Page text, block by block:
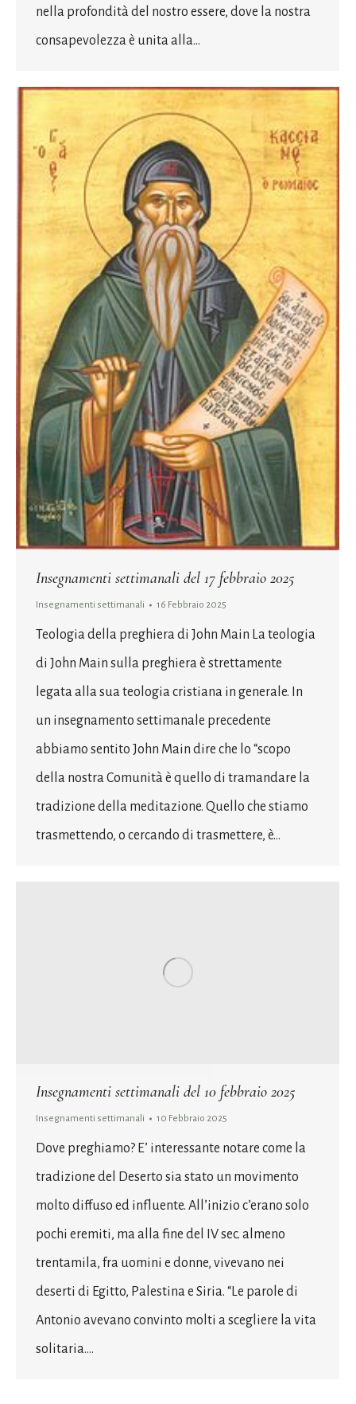
nella profondità del nostro essere, dove la nostra
consapevolezza è unita alla…
Insegnamenti settimanali del 17 febbraio 2025
Insegnamenti settimanali 16 Febbraio 2025
Teologia della preghiera di John Main La teologia
di John Main sulla preghiera è strettamente
legata alla sua teologia cristiana in generale. In
un insegnamento settimanale precedente
abbiamo sentito John Main dire che lo “scopo
della nostra Comunità è quello di tramandare la
tradizione della meditazione. Quello che stiamo
trasmettendo, o cercando di trasmettere, è…
Insegnamenti settimanali del 10 febbraio 2025
Insegnamenti settimanali 10 Febbraio 2025
Dove preghiamo? E’ interessante notare come la
tradizione del Deserto sia stato un movimento
molto diffuso ed influente. All’inizio c’erano solo
pochi eremiti, ma alla fine del IV sec. almeno
trentamila, fra uomini e donne, vivevano nei
deserti di Egitto, Palestina e Siria. “Le parole di
Antonio avevano convinto molti a scegliere la vita
solitaria.…